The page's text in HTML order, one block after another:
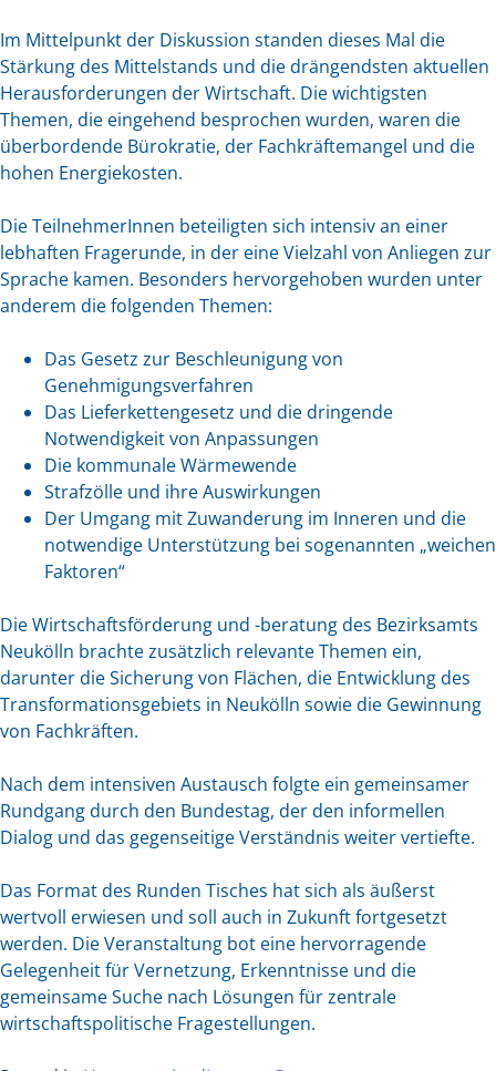
Im Mittelpunkt der Diskussion standen dieses Mal die
Stärkung des Mittelstands und die drängendsten aktuellen
Herausforderungen der Wirtschaft. Die wichtigsten
Themen, die eingehend besprochen wurden, waren die
überbordende Bürokratie, der Fachkräftemangel und die
hohen Energiekosten.
Die TeilnehmerInnen beteiligten sich intensiv an einer
lebhaften Fragerunde, in der eine Vielzahl von Anliegen zur
Sprache kamen. Besonders hervorgehoben wurden unter
anderem die folgenden Themen:
Das Gesetz zur Beschleunigung von
Genehmigungsverfahren
Das Lieferkettengesetz und die dringende
Notwendigkeit von Anpassungen
Die kommunale Wärmewende
Strafzölle und ihre Auswirkungen
Der Umgang mit Zuwanderung im Inneren und die
notwendige Unterstützung bei sogenannten „weichen
Faktoren“
Die Wirtschaftsförderung und -beratung des Bezirksamts
Neukölln brachte zusätzlich relevante Themen ein,
darunter die Sicherung von Flächen, die Entwicklung des
Transformationsgebiets in Neukölln sowie die Gewinnung
von Fachkräften.
Nach dem intensiven Austausch folgte ein gemeinsamer
Rundgang durch den Bundestag, der den informellen
Dialog und das gegenseitige Verständnis weiter vertiefte.
Das Format des Runden Tisches hat sich als äußerst
wertvoll erwiesen und soll auch in Zukunft fortgesetzt
werden. Die Veranstaltung bot eine hervorragende
Gelegenheit für Vernetzung, Erkenntnisse und die
gemeinsame Suche nach Lösungen für zentrale
wirtschaftspolitische Fragestellungen.